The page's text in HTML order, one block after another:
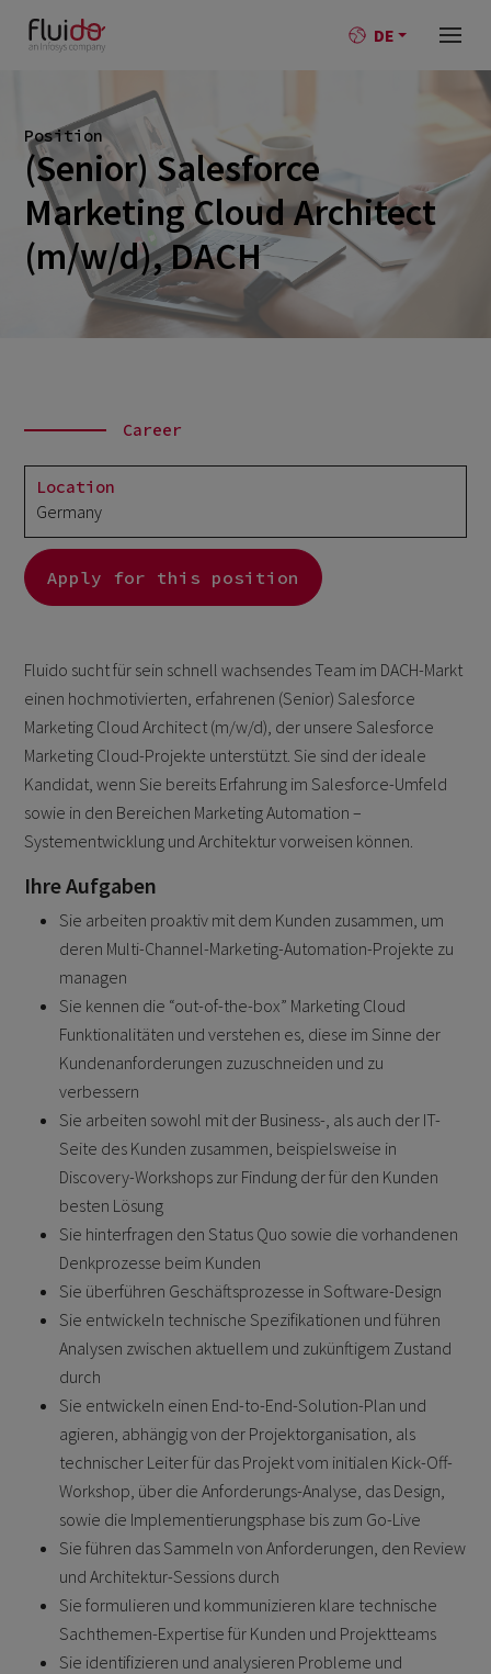
DE
Position
(Senior) Salesforce
Marketing Cloud Architect
(m/w/d), DACH
Fluido sucht für sein schnell wachsendes Team im DACH-Markt
einen hochmotivierten, erfahrenen (Senior) Salesforce
Marketing Cloud Architect (m/w/d), der unsere Salesforce
Marketing Cloud-Projekte unterstützt. Sie sind der ideale
Kandidat, wenn Sie bereits Erfahrung im Salesforce-Umfeld
sowie in den Bereichen Marketing Automation –
Systementwicklung und Architektur vorweisen können.
Ihre Aufgaben
Sie arbeiten proaktiv mit dem Kunden zusammen, um
deren Multi-Channel-Marketing-Automation-Projekte zu
managen
Sie kennen die “out-of-the-box” Marketing Cloud
Funktionalitäten und verstehen es, diese im Sinne der
Kundenanforderungen zuzuschneiden und zu
verbessern
Sie arbeiten sowohl mit der Business-, als auch der IT-
Seite des Kunden zusammen, beispielsweise in
Discovery-Workshops zur Findung der für den Kunden
besten Lösung
Sie hinterfragen den Status Quo sowie die vorhandenen
Denkprozesse beim Kunden
Sie überführen Geschäftsprozesse in Software-Design
Sie entwickeln technische Spezifikationen und führen
Analysen zwischen aktuellem und zukünftigem Zustand
durch
Sie entwickeln einen End-to-End-Solution-Plan und
agieren, abhängig von der Projektorganisation, als
technischer Leiter für das Projekt vom initialen Kick-Off-
Workshop, über die Anforderungs-Analyse, das Design,
sowie die Implementierungsphase bis zum Go-Live
Sie führen das Sammeln von Anforderungen, den Review
und Architektur-Sessions durch
Sie formulieren und kommunizieren klare technische
Sachthemen-Expertise für Kunden und Projektteams
Sie identifizieren und analysieren Probleme und
Career
Location
Germany
Apply for this position